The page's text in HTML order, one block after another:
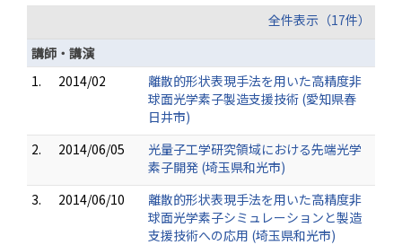
全件表示（17件）
講師・講演
1.
2014/02
離散的形状表現手法を用いた高精度非
球面光学素子製造支援技術 (愛知県春
日井市)
2.
2014/06/05
光量子工学研究領域における先端光学
素子開発 (埼玉県和光市)
3.
2014/06/10
離散的形状表現手法を用いた高精度非
球面光学素子シミュレーションと製造
支援技術への応用 (埼玉県和光市)